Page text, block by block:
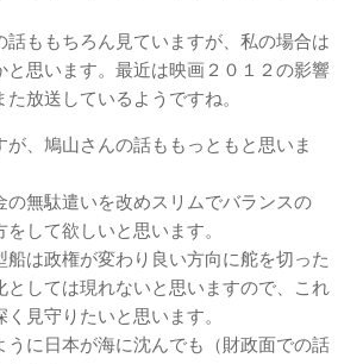
話ももちろん見ていますが、私の場合は
と思います。最近は映画２０１２の影響
放送しているようですね。
が、鳩山さんの話ももっともと思いま
の無駄遣いを改めスリムでバランスの
して欲しいと思います。
船は政権が変わり良い方向に舵を切った
としては現れないと思いますので、これ
見守りたいと思います。
うに日本が海に沈んでも（財政面での話